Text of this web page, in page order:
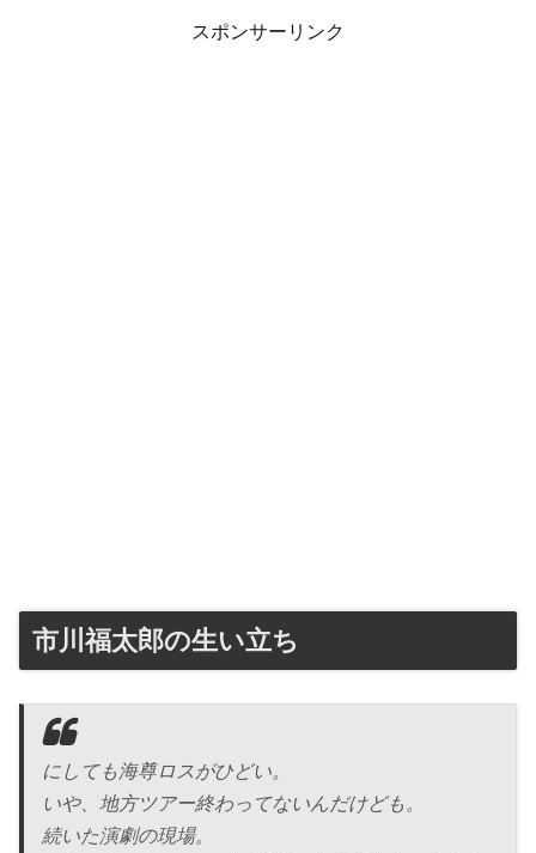
スポンサーリンク
市川福太郎の生い立ち
にしても海尊ロスがひどい。
いや、地方ツアー終わってないんだけども。
続いた演劇の現場。